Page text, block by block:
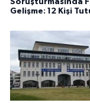
Soruşturmasında
Gelişme: 12 Kişi